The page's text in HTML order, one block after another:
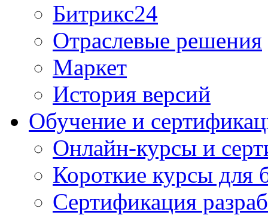
Битрикс24
Отраслевые решения
Маркет
История версий
Обучение и
Онлайн-курсы и
Короткие курсы для
Сертификация